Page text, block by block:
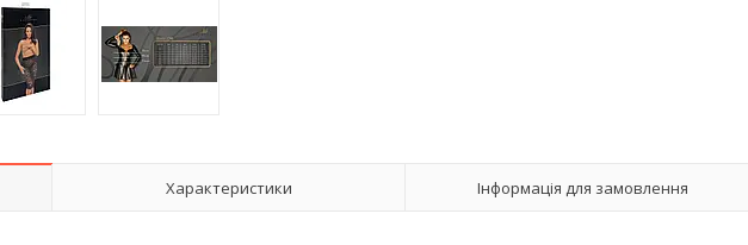
Характеристики Інформація для замовлення